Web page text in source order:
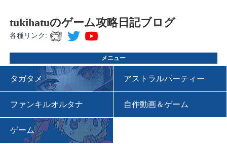
tukihatuのゲーム攻略日記ブログ
各種リンク:
メニュー
タガタメ アストラルパーティー
ファンキルオルタナ 自作動画＆ゲーム
ゲーム